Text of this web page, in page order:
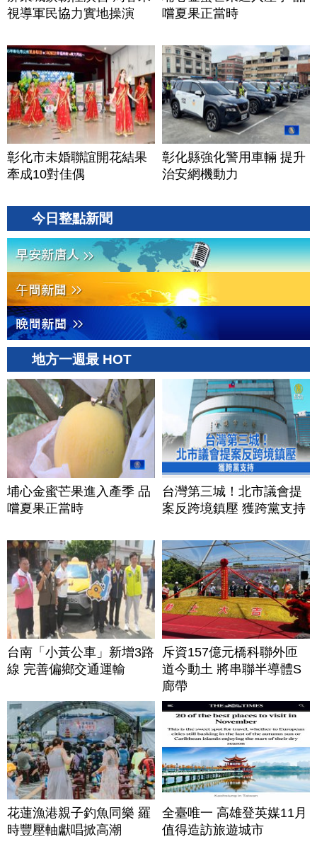
視導軍民協力實地操演
嚐夏果正當時
彰化市未婚聯誼開花結果
牽成10對佳偶
彰化縣強化警用車輛 提升
治安網機動力
今日整點新聞
地方一週最 HOT
埔心金蜜芒果進入產季 品
嚐夏果正當時
台灣第三城！北市議會提
案反跨境鎮壓 獲跨黨支持
台南「小黃公車」新增3路
線 完善偏鄉交通運輸
斥資157億元橋科聯外匝
道今動土 將串聯半導體S
廊帶
花蓮漁港親子釣魚同樂 羅
時豐壓軸獻唱掀高潮
全臺唯一 高雄登英媒11月
值得造訪旅遊城市